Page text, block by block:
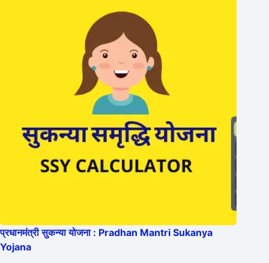
प्रधानमंत्री सुकन्या योजना : Pradhan Mantri Sukanya
Yojana